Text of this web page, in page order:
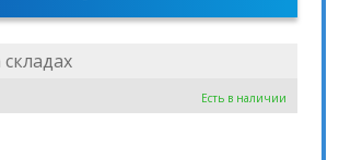
Есть в наличии